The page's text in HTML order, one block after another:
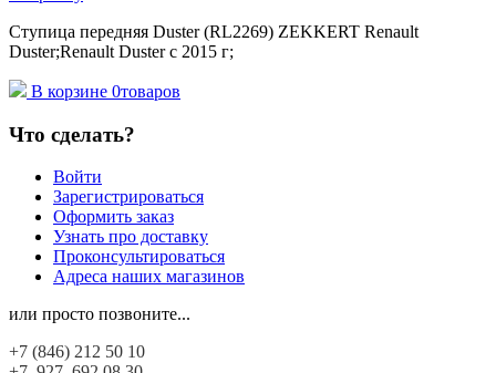
Ступица передняя Duster (RL2269) ZEKKERT Renault
Duster;Renault Duster с 2015 г;
В корзине 0товаров
Что сделать?
Войти
Зарегистрироваться
Оформить заказ
Узнать про доставку
Проконсультироваться
Адреса наших магазинов
или просто позвоните...
+7 (846) 212 50 10